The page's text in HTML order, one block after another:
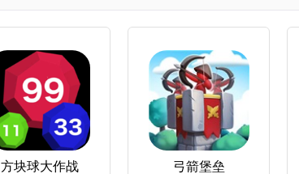
方块球大作战 弓箭堡垒